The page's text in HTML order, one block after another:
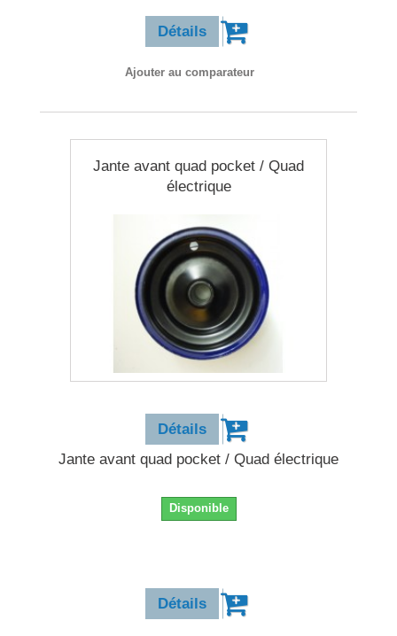
Détails
Ajouter au comparateur
Jante avant quad pocket / Quad
électrique
Détails
Jante avant quad pocket / Quad électrique
Disponible
Détails